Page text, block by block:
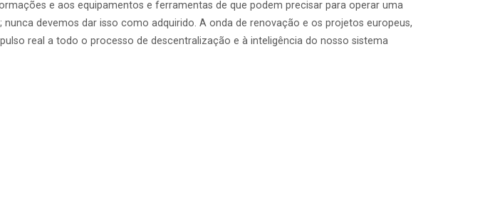
e aos equipamentos e ferramentas de que podem precisar para operar uma
devemos dar isso como adquirido. A onda de renovação e os projetos europeus,
real a todo o processo de descentralização e à inteligência do nosso sistema